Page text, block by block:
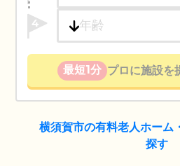
4
最短1分 プロに施設を
横須賀市の有料老人ホーム
探す